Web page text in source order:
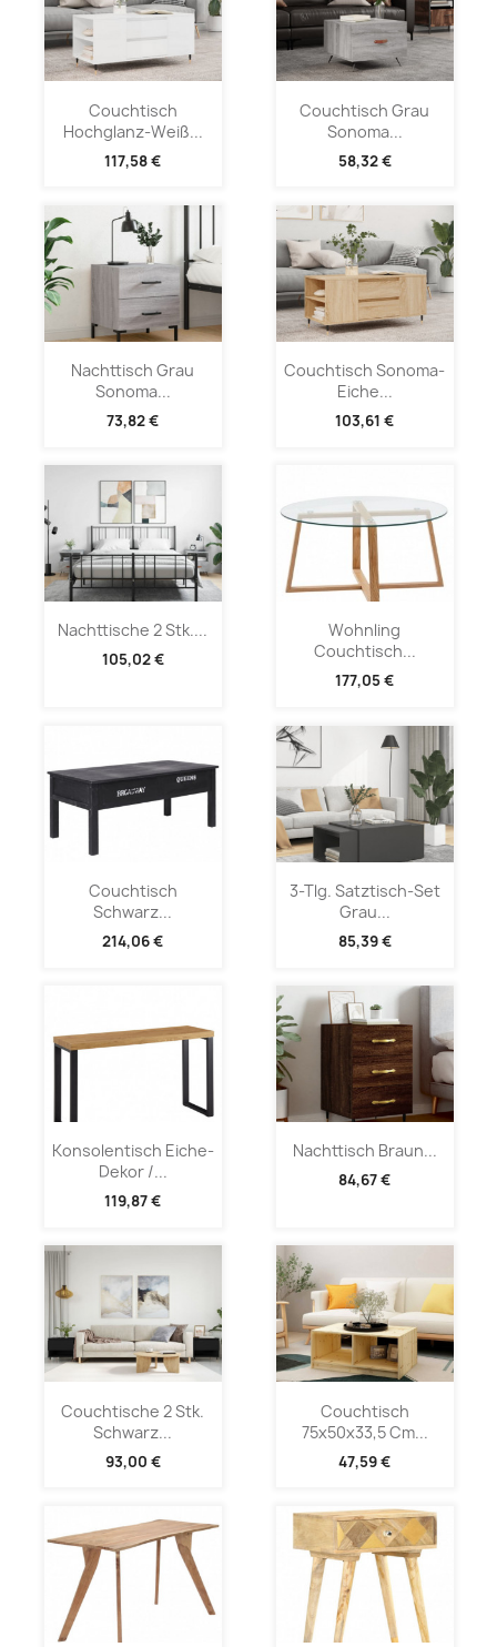
Couchtisch
Hochglanz-Weiß...
117,58 €
Couchtisch Grau
Sonoma...
58,32 €
Nachttisch Grau
Sonoma...
73,82 €
Couchtisch Sonoma-
Eiche...
103,61 €
Nachttische 2 Stk....
105,02 €
Wohnling
Couchtisch...
177,05 €
Couchtisch
Schwarz...
214,06 €
3-Tlg. Satztisch-Set
Grau...
85,39 €
Konsolentisch Eiche-
Dekor /...
119,87 €
Nachttisch Braun...
84,67 €
Couchtische 2 Stk.
Schwarz...
93,00 €
Couchtisch
75x50x33,5 Cm...
47,59 €